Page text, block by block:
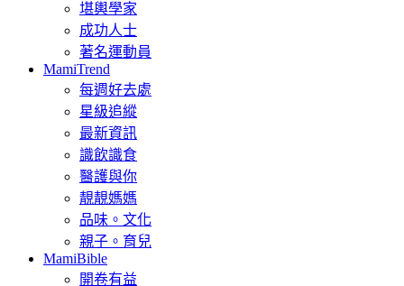
堪輿學家
成功人士
著名運動員
MamiTrend
每週好去處
星級追縱
最新資訊
識飲識食
醫護與你
靚靚媽媽
品味。文化
親子。育兒
MamiBible
開卷有益